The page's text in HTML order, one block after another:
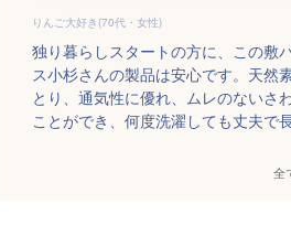
りんご大好き(70代・女性)
独り暮らしスタートの方に、この敷
ス小杉さんの製品は安心です。天然
とり、通気性に優れ、ムレのないさ
ことができ、何度洗濯しても丈夫で
全